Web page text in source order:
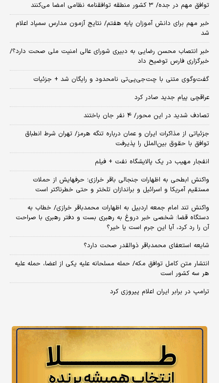
توافق مهم در جده/ ۳ کشور منطقه توافقنامه نظامی امضا می‌کنند
خبر مهم برای دانش آموزان پایه هفتم/ نتایج آزمون مدارس سمپاد اعلام
شد
خبر انتصاب محسن رضایی به دبیری شورای عالی امنیت ملی صحت دارد؟/
خبرگزاری فارس توضیح داد
گفت‌وگوی متنی با چت‌جی‌پی‌تی نامحدود و رایگان شد + جزئیات
عراقچی پیام جدید صادر کرد
تصادف شدید در این محور/ ۴ نفر جان باختند
جزئیاتی از مذاکرات ایران و عمان درباره تنگه هرمز/ تهران شرط انطباق
توافق با حقوق بین‌الملل را پذیرفت
انفجار مهیب در یک پالایشگاه نفت + فیلم
واکنش ابطحی به اظهارات جنجالی باقر خرازی؛ حرفهایش از حملات
مستقیم آمریکا و اسرائیل و براندازان تلختر و حتی خطرناکتر است
واکنش تند امام جمعه اردبیل به اظهارات محمدباقر خرازی/ خطاب به
دستگاه قضا: شخصی خبر دروغ به رهبری بست و دفتر رهبری با صراحت
آن را رد کرد، آیا این جرم است یا خیر؟
شایعه استعفای محمدباقر ذوالقدر صحت دارد؟
انتشار متن کامل توافق مکه/ حمله مسلحانه علیه یکی از اعضا، حمله علیه
هر سه کشور است
ترامپ در برابر ایران اعلام پیروزی کرد